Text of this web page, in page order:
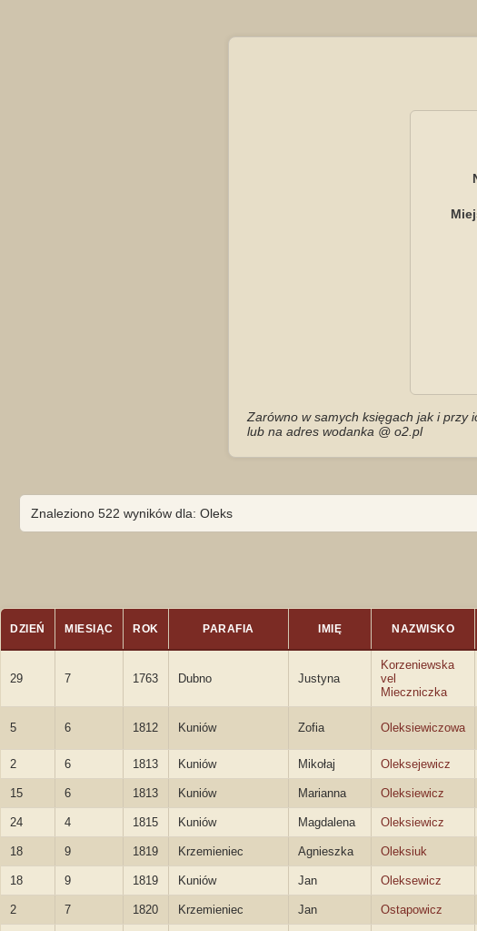
Zarówno w samych księgach jak i przy
lub na adres wodanka @ o2.pl
Znaleziono 522 wyników dla: Oleks
DZIEŃ MIESIĄC ROK PARAFIA IMIĘ NAZWISKO
29 7 1763 Dubno Justyna
Korzeniewska
vel
Mieczniczka
5 6 1812 Kuniów Zofia Oleksiewiczowa
2 6 1813 Kuniów Mikołaj Oleksejewicz
15 6 1813 Kuniów Marianna Oleksiewicz
24 4 1815 Kuniów Magdalena Oleksiewicz
18 9 1819 Krzemieniec Agnieszka Oleksiuk
18 9 1819 Kuniów Jan Oleksewicz
2 7 1820 Krzemieniec Jan Ostapowicz